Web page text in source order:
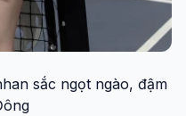
sắc ngọt ngào, đậm